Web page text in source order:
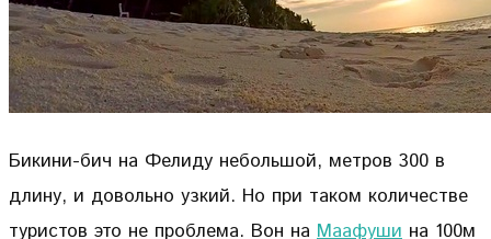
Бикини-бич на Фелиду небольшой, метров 300 в
длину, и довольно узкий. Но при таком количестве
туристов это не проблема. Вон на Маафуши на 100м